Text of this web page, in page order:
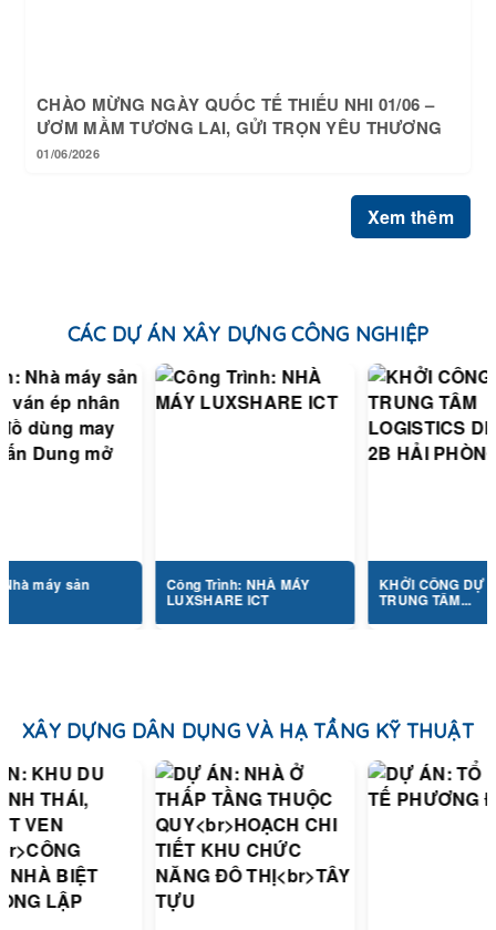
CHÀO MỪNG NGÀY QUỐC TẾ THIẾU NHI 01/06 –
ƯƠM MẦM TƯƠNG LAI, GỬI TRỌN YÊU THƯƠNG
01/06/2026
Xem thêm
CÁC DỰ ÁN XÂY DỰNG CÔNG NGHIỆP
sản Công Trình: NHÀ MÁY
LUXSHARE ICT
KHỞI CÔNG DỰ ÁN
TRUNG TÂM...
XÂY DỰNG DÂN DỤNG VÀ HẠ TẦNG KỸ THUẬT